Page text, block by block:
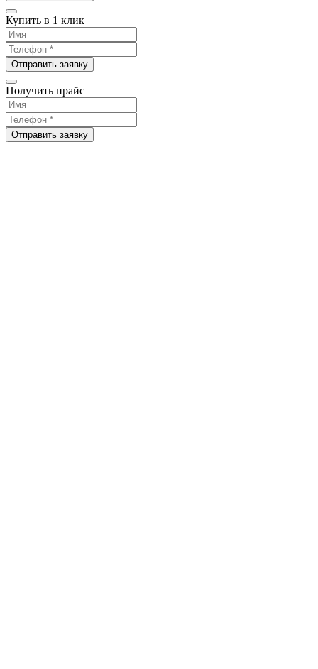
Купить в 1 клик
Отправить заявку
Получить прайс
Отправить заявку